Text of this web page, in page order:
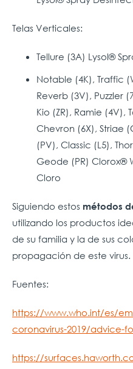
Telas Verticales:
Tellure (3A) Lysol®
Notable (4K), Traffic
Reverb (3V), Puzzler
Kio (ZR), Ramie (4V),
Chevron (6X), Striae
(PV), Classic (L5),
Geode (PR) Clorox®
Cloro
Siguiendo estos métodos
utilizando los productos
de su familia y la de sus
propagación de este virus.
Fuentes:
https://www.who.int/es/
coronavirus-2019/advice-
https://